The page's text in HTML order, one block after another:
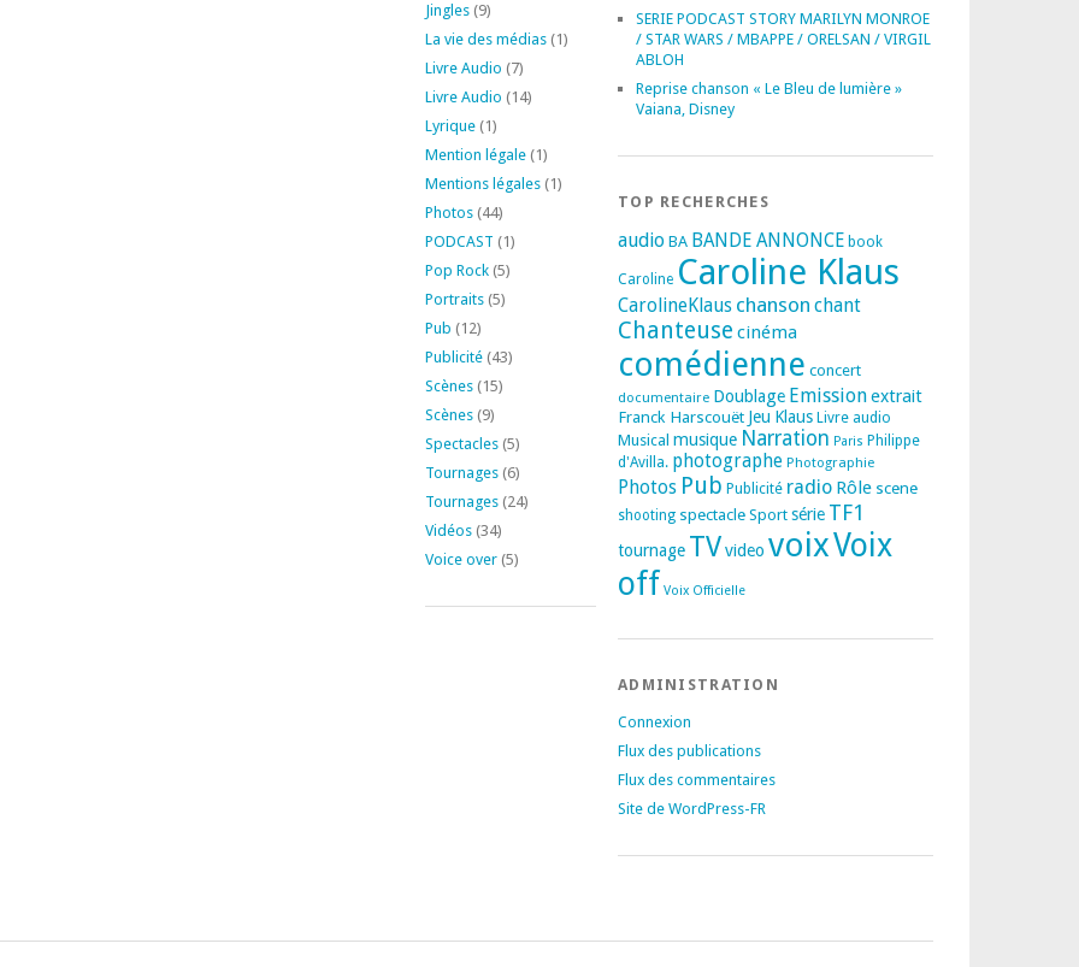
Jingles(9)
La vie des médias(1)
Livre Audio (7)
Livre Audio (14)
Lyrique(1)
Mention légale(1)
Mentions légales(1)
Photos(44)
PODCAST (1)
Pop Rock(5)
Portraits(5)
Pub (12)
Publicité(43)
Scènes(15)
Scènes(9)
Spectacles(5)
Tournages(6)
Tournages(24)
Vidéos(34)
Voice over(5)
SERIE PODCAST STORY MARILYN MONROE
/ STAR WARS / MBAPPE / ORELSAN / VIRGIL
ABLOH
Reprise chanson « Le Bleu de lumière »
Vaiana, Disney
TOP RECHERCHES
audio BA BANDE ANNONCE book
Caroline Caroline Klaus
CarolineKlaus chanson chant
Chanteuse cinéma
comédienne concert
documentaire Doublage Emissionextrait
Franck Harscouët Jeu Klaus Livre audio
Musical musique Narration Paris Philippe
d'Avilla. photographe Photographie
Photos Pub Publicité radio Rôle scene
shooting spectacle Sport série TF1
tournage TVvideo voixVoix
off Voix Officielle
ADMINISTRATION
Connexion
Flux des publications
Flux des commentaires
Site de WordPress-FR